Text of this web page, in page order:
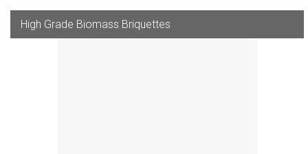
High Grade Biomass Briquettes